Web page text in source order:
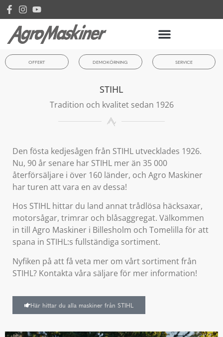
OFFERT DEMOKÖRNING SERVICE
STIHL
Tradition och kvalitet sedan 1926
Den fösta kedjesågen från STIHL utvecklades 1926.
Nu, 90 år senare har STIHL mer än 35 000
återförsäljare i över 160 länder, och Agro Maskiner
har turen att vara en av dessa!
Hos STIHL hittar du land annat trådlösa häcksaxar,
motorsågar, trimrar och blåsaggregat. Välkommen
in till Agro Maskiner i Billesholm och Tomelilla för att
spana in STIHL:s fullständiga sortiment.
Nyfiken på att få veta mer om vårt sortiment från
STIHL? Kontakta våra säljare för mer information!
Här hittar du alla maskiner från STIHL